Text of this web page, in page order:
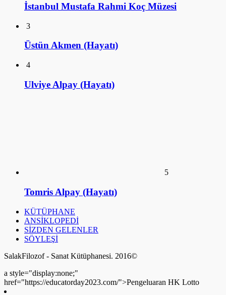
İstanbul Mustafa Rahmi Koç Müzesi
3
Üstün Akmen (Hayatı)
4
Ulviye Alpay (Hayatı)
5
Tomris Alpay (Hayatı)
KÜTÜPHANE
ANSİKLOPEDİ
SİZDEN GELENLER
SÖYLEŞİ
SalakFilozof - Sanat Kütüphanesi. 2016©
a style="display:none;"
href="https://educatorday2023.com/">Pengeluaran HK Lotto